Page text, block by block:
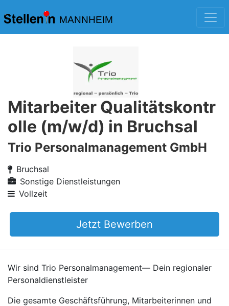
MANNHEIM
Mitarbeiter Qualitätskontr
olle (m/w/d) in Bruchsal
Trio Personalmanagement GmbH
Bruchsal
Sonstige Dienstleistungen
Vollzeit
Jetzt Bewerben
Wir sind Trio Personalmanagement— Dein regionaler
Personaldienstleister
Die gesamte Geschäftsführung, Mitarbeiterinnen und